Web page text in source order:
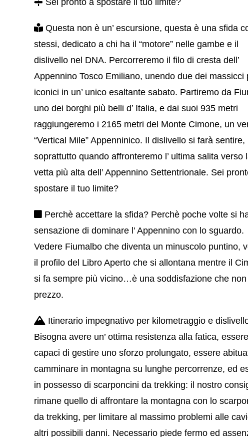
Sei pronto a spostare il tuo limite?
Questa non è un’ escursione, questa è una sfida
stessi, dedicato a chi ha il “motore” nelle gambe e il
dislivello nel DNA. Percorreremo il filo di cresta dell’
Appennino Tosco Emiliano, unendo due dei massicci
iconici in un’ unico esaltante sabato. Partiremo da
uno dei borghi più belli d’ Italia, e dai suoi 935 metri
raggiungeremo i 2165 metri del Monte Cimone, un
“Vertical Mile” Appenninico. Il dislivello si farà sentire,
soprattutto quando affronteremo l’ ultima salita verso
vetta più alta dell’ Appennino Settentrionale. Sei
spostare il tuo limite?
Perchè accettare la sfida? Perchè poche volte si
sensazione di dominare l’ Appennino con lo sguardo.
Vedere Fiumalbo che diventa un minuscolo puntino,
il profilo del Libro Aperto che si allontana mentre il
si fa sempre più vicino…è una soddisfazione che
prezzo.
Itinerario impegnativo per kilometraggio e
Bisogna avere un’ ottima resistenza alla fatica, essere
capaci di gestire uno sforzo prolungato, essere
camminare in montagna su lunghe percorrenze, ed
in possesso di scarponcini da trekking: i l nostro
rimane quello di affrontare la montagna con lo
da trekking, per limitare al massimo problemi alle
altri possibili danni. Necessario piede fermo ed